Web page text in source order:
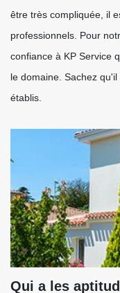
être très compliquée, il
professionnels. Pour
confiance à KP Service
le domaine. Sachez
établis.
Qui a les